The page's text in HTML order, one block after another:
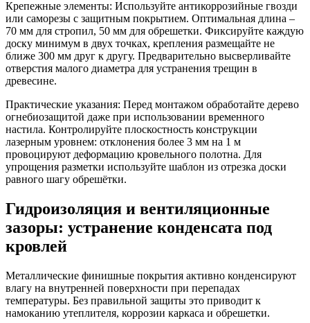
Крепежные элементы: Используйте антикоррозийные гвозди
или саморезы с защитным покрытием. Оптимальная длина –
70 мм для стропил, 50 мм для обрешетки. Фиксируйте каждую
доску минимум в двух точках, крепления размещайте не
ближе 300 мм друг к другу. Предварительно высверливайте
отверстия малого диаметра для устранения трещин в
древесине.
Практические указания: Перед монтажом обработайте дерево
огнебиозащитой даже при использовании временного
настила. Контролируйте плоскостность конструкции
лазерным уровнем: отклонения более 3 мм на 1 м
провоцируют деформацию кровельного полотна. Для
упрощения разметки используйте шаблон из отрезка доски
равного шагу обрешётки.
Гидроизоляция и вентиляционные
зазоры: устранение конденсата под
кровлей
Металлические финишные покрытия активно конденсируют
влагу на внутренней поверхности при перепадах
температуры. Без правильной защиты это приводит к
намоканию утеплителя, коррозии каркаса и обрешетки.